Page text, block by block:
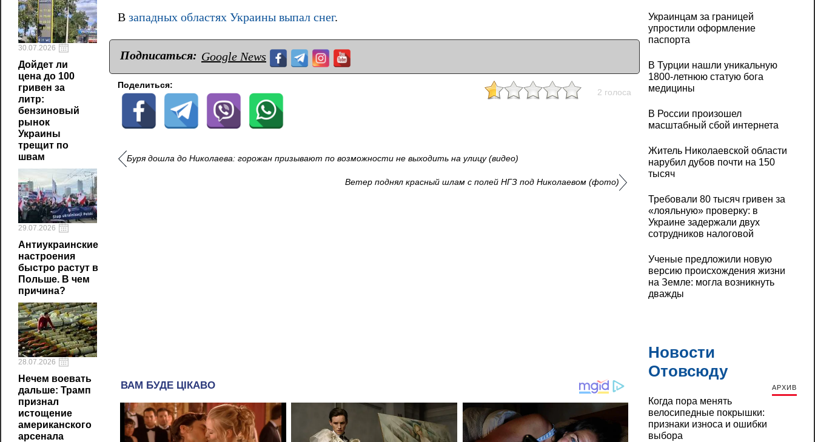
30.07.2026
Дойдет ли
цена до 100
гривен за
литр:
бензиновый
рынок
Украины
трещит по
швам
29.07.2026
Антиукраинские
настроения
быстро растут в
Польше. В чем
причина?
28.07.2026
Нечем воевать
дальше: Трамп
признал
истощение
американского
арсенала
В западных областях Украины выпал снег.
Подписаться: Google News
Поделиться:
2 голоса
Буря дошла до Николаева: горожан призывают по возможности не выходить на улицу (видео)
Ветер поднял красный шлам с полей НГЗ под Николаевом (фото)
Украинцам за границей
упростили оформление
паспорта
В Турции нашли уникальную
1800-летнюю статую бога
медицины
В России произошел
масштабный сбой интернета
Житель Николаевской области
нарубил дубов почти на 150
тысяч
Требовали 80 тысяч гривен за
«лояльную» проверку: в
Украине задержали двух
сотрудников налоговой
Ученые предложили новую
версию происхождения жизни
на Земле: могла возникнуть
дважды
Новости
Отовсюду
АРХИВ
Когда пора менять
велосипедные покрышки:
признаки износа и ошибки
выбора